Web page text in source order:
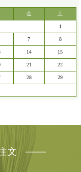
金 土
1
7 8
14 15
21 22
28 29
文